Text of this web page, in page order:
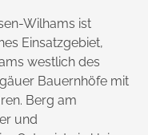
Wilhams ist
Einsatzgebiet,
westlich des
Bauernhöfe mit
Berg am
und